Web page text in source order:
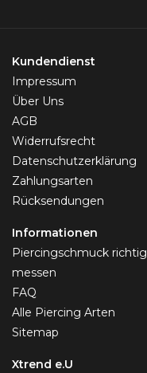
Kundendienst
Impressum
Über Uns
AGB
Widerrufsrecht
Datenschutzerklärung
Zahlungsarten
Rücksendungen
Informationen
Piercingschmuck richtig
messen
FAQ
Alle Piercing Arten
Sitemap
Xtrend e.U